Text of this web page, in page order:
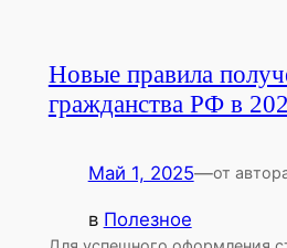
Новые правила
гражданства РФ в
Май 1, 2025—от
в Полезное